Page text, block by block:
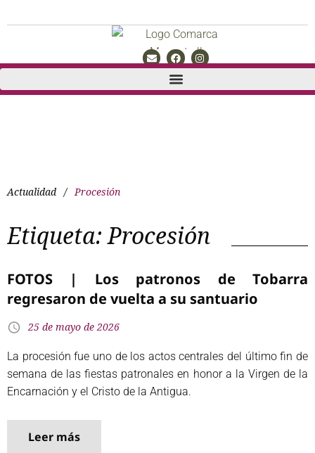
Actualidad / Procesión
Etiqueta:Procesión
FOTOS | Los patronos de Tobarra
regresaron de vuelta a su santuario
25 de mayo de 2026
La procesión fue uno de los actos centrales del último fin de
semana de las fiestas patronales en honor a la Virgen de la
Encarnación y el Cristo de la Antigua.
Leer más